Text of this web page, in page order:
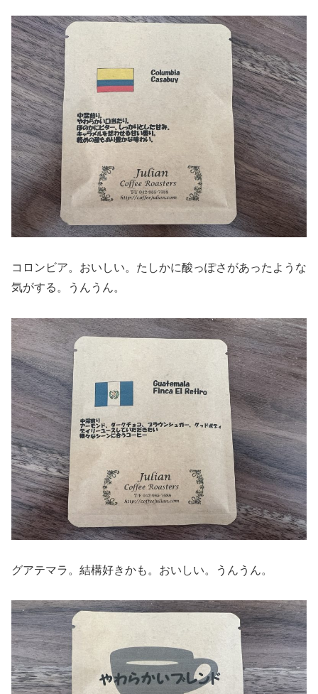
コロンビア。おいしい。たしかに酸っぽさがあったような
気がする。うんうん。
グアテマラ。結構好きかも。おいしい。うんうん。